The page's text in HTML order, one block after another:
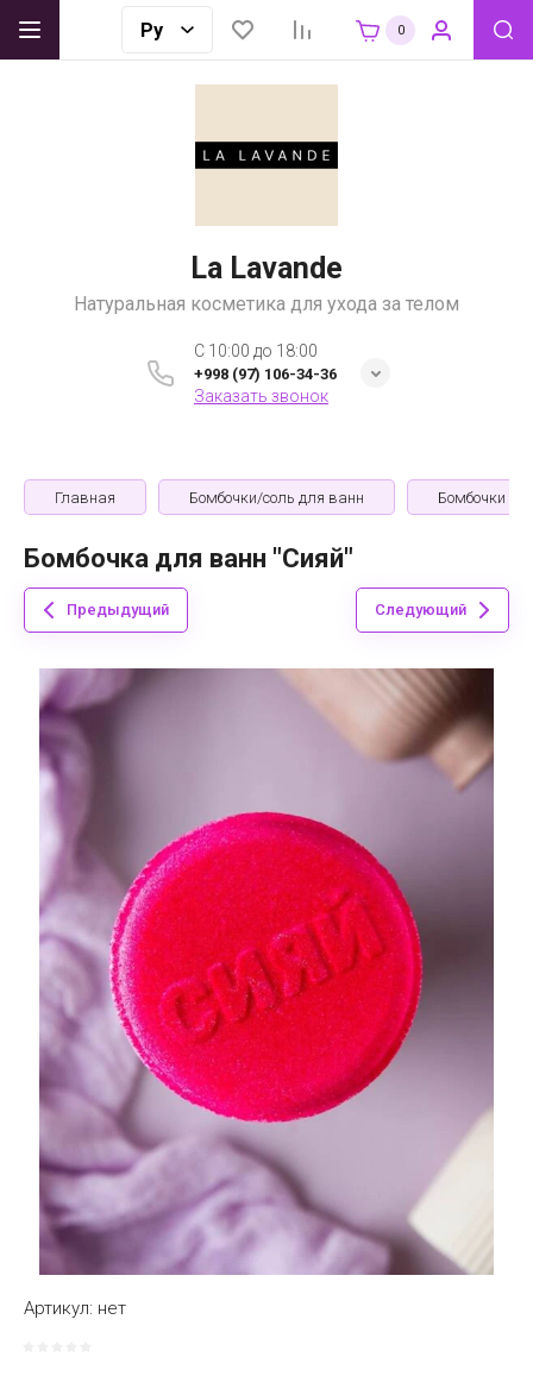
0
La Lavande
Натуральная косметика для ухода за телом
C 10:00 до 18:00
+998 (97) 106-34-36
Заказать звонок
Главная Бомбочки/соль для ванн Бомбочки
Бомбочка для ванн "Сияй"
Предыдущий Следующий
Артикул: нет